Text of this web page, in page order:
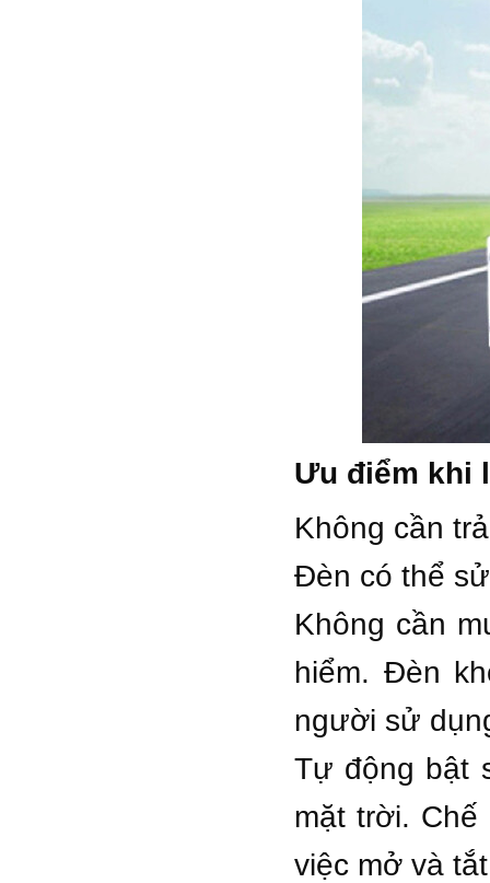
Ưu điểm khi
Không cần
Đèn có thể
Không cần
hiểm. Đèn
người sử
Tự động bật
mặt trời.
việc mở và